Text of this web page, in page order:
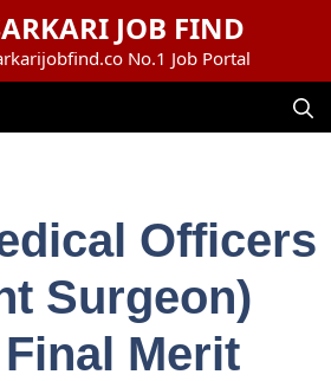
JOB FIND
No.1 Job Portal
Officers
Surgeon)
Merit